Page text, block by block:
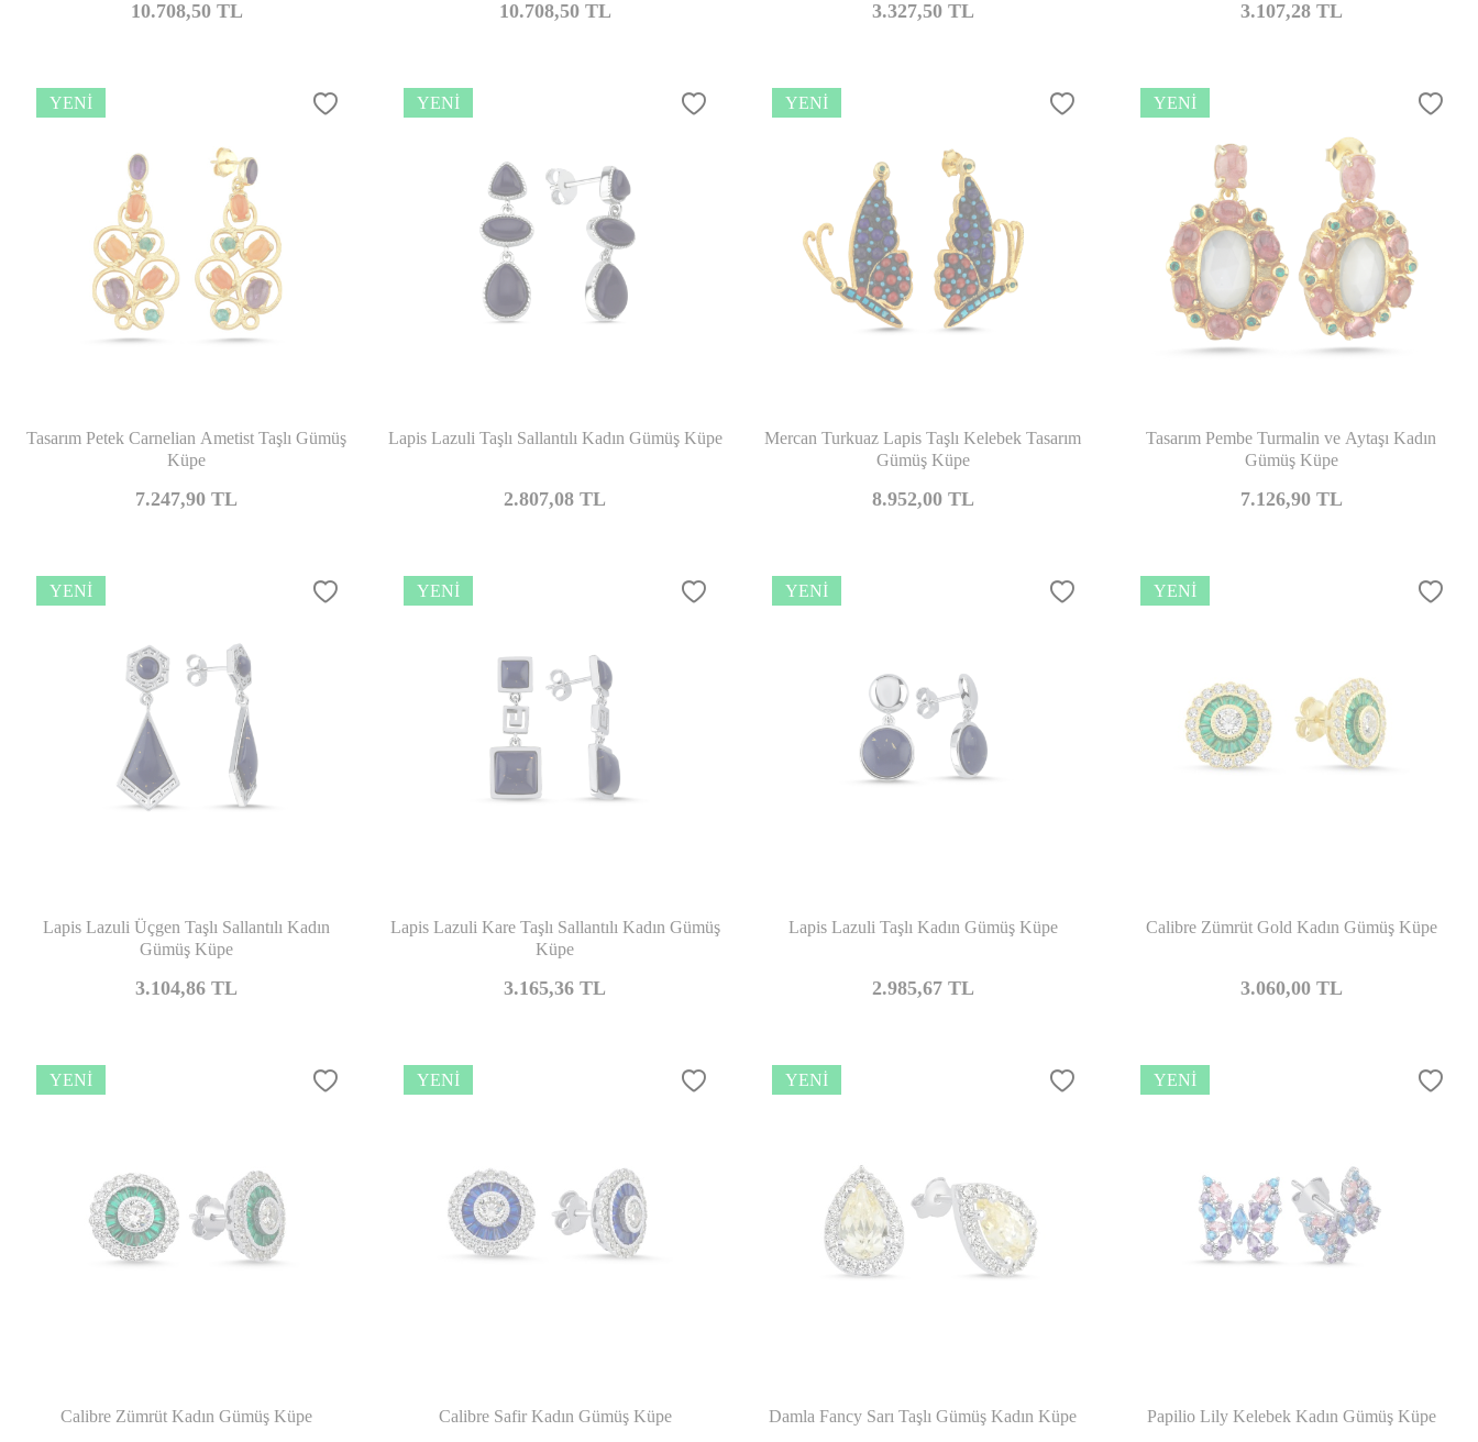
10.708,50TL 10.708,50TL 3.327,50TL 3.107,28TL
YENI
Tasarım Petek Carnelian Ametist Taşlı Gümüş
Küpe
7.247,90 TL
YENI
Lapis Lazuli Taşlı Sallantılı Kadın Gümüş Küpe
2.807,08 TL
YENI
Mercan Turkuaz Lapis Taşlı Kelebek Tasarım
Gümüş Küpe
8.952,00TL
YENI
Tasarım Pembe Turmalin ve Aytaşı Kadın
Gümüş Küpe
7.126,90TL
YENI
Lapis Lazuli Üçgen Taşlı Sallantılı Kadın
Gümüş Küpe
3.104,86 TL
YENI
Lapis Lazuli Kare Taşlı Sallantılı Kadın Gümüş
Küpe
3.165,36 TL
YENI
Lapis Lazuli Taşlı Kadın Gümüş Küpe
2.985,67TL
YENI
Calibre Zümrüt Gold Kadın Gümüş Küpe
3.060,00TL
YENI
Calibre Zümrüt Kadın Gümüş Küpe
YENI
Calibre Safir Kadın Gümüş Küpe
YENI
Damla Fancy Sarı Taşlı Gümüş Kadın Küpe
YENI
Papilio Lily Kelebek Kadın Gümüş Küpe